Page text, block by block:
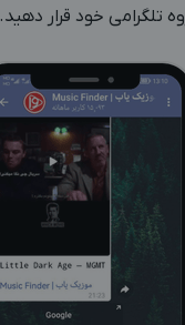
تلگرامی خود قرار دهید.